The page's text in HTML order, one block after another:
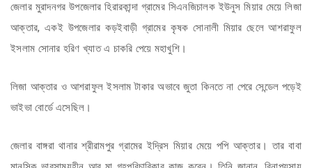
জেলার মুরাদনগর উপজেলার হিরারকান্দা গ্রামের সিএনজিচালক ইউনুস মিয়ার মেয়ে লিজা
আক্তার, একই উপজেলার কড়ইবাড়ী গ্রামের কৃষক সোনালী মিয়ার ছেলে আশরাফুল
ইসলাম সোনার হরিণ খ্যাত এ চাকরি পেয়ে মহাখুশি।
লিজা আক্তার ও আশরাফুল ইসলাম টাকার অভাবে জুতা কিনতে না পেরে সেন্ডেল পড়েই
ভাইভা বোর্ডে এসেছিল।
জেলার বাঙ্গরা থানার শ্রীরামপুর গ্রামের ইদ্রিস মিয়ার মেয়ে পপি আক্তার। তার বাবা